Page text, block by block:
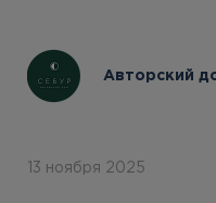
Авторский
13 ноября 2025